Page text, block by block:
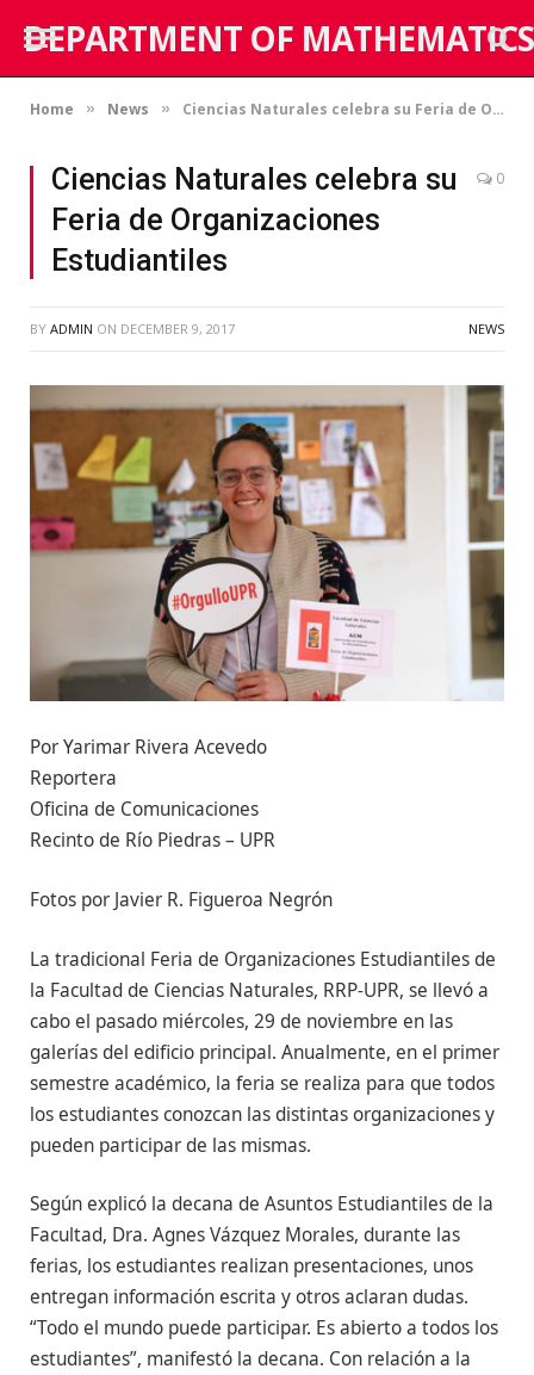
DEPARTMENT OF MATHEMATICS
Home » News » Ciencias Naturales celebra su Feria de Organizaciones Estudiantiles
Ciencias Naturales celebra su
Feria de Organizaciones
Estudiantiles
0
BY ADMIN ON DECEMBER 9, 2017 NEWS
Por Yarimar Rivera Acevedo
Reportera
Oficina de Comunicaciones
Recinto de Río Piedras – UPR
Fotos por Javier R. Figueroa Negrón
La tradicional Feria de Organizaciones Estudiantiles de
la Facultad de Ciencias Naturales, RRP-UPR, se llevó a
cabo el pasado miércoles, 29 de noviembre en las
galerías del edificio principal. Anualmente, en el primer
semestre académico, la feria se realiza para que todos
los estudiantes conozcan las distintas organizaciones y
pueden participar de las mismas.
Según explicó la decana de Asuntos Estudiantiles de la
Facultad, Dra. Agnes Vázquez Morales, durante las
ferias, los estudiantes realizan presentaciones, unos
entregan información escrita y otros aclaran dudas.
“Todo el mundo puede participar. Es abierto a todos los
estudiantes”, manifestó la decana. Con relación a la